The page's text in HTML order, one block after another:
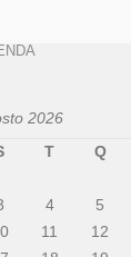
2026
T Q
4 5
11 12